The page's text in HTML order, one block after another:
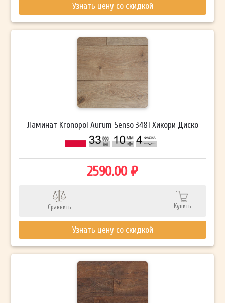
Узнать цену со скидкой
Ламинат Kronopol Aurum Senso 3481 Хикори Диско
2590.00 ₽
Сравнить Купить
Узнать цену со скидкой